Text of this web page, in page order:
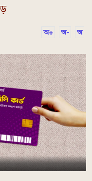
অ+ অ- অ